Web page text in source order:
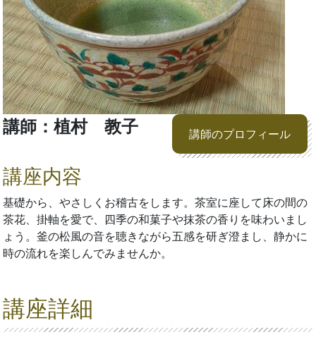
講師：植村 教子 講師のプロフィール
講座内容
基礎から、やさしくお稽古をします。茶室に座して床の間の
茶花、掛軸を愛で、四季の和菓子や抹茶の香りを味わいまし
ょう。釜の松風の音を聴きながら五感を研ぎ澄まし、静かに
時の流れを楽しんでみませんか。
講座詳細